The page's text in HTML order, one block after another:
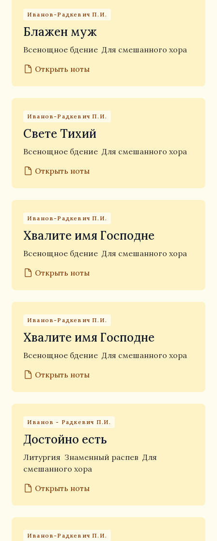
Иванов-Радкевич П.И.
Блажен муж
Всенощное бдение Для смешанного хора
Открыть ноты
Иванов-Радкевич П.И.
Свете Тихий
Всенощное бдение Для смешанного хора
Открыть ноты
Иванов-Радкевич П.И.
Хвалите имя Господне
Всенощное бдение Для смешанного хора
Открыть ноты
Иванов-Радкевич П.И.
Хвалите имя Господне
Всенощное бдение Для смешанного хора
Открыть ноты
Иванов - Радкевич П.И.
Достойно есть
Литургия Знаменный распев Для
смешанного хора
Открыть ноты
Иванов-Радкевич П.И.